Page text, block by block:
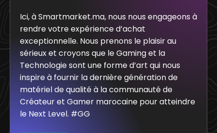
Ici, à Smartmarket.ma, nous nous engageons à
rendre votre expérience d’achat
exceptionnelle. Nous prenons le plaisir au
sérieux et croyons que le Gaming et la
Technologie sont une forme d’art qui nous
inspire à fournir la dernière génération de
matériel de qualité à la communauté de
Créateur et Gamer marocaine pour atteindre
le Next Level. #GG